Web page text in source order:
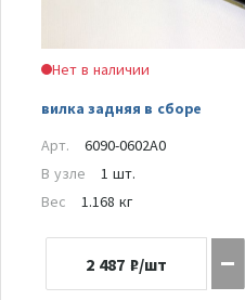
Нет в наличии
вилка задняя в сборе
Арт.
6090-0602A0
В узле
1 шт.
Вес
1.168 кг
2 487 ₽/шт